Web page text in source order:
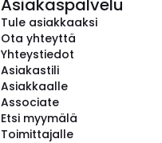
Asiakaspalvelu
Tule asiakkaaksi
Ota yhteyttä
Yhteystiedot
Asiakastili
Asiakkaalle
Associate
Etsi myymälä
Toimittajalle